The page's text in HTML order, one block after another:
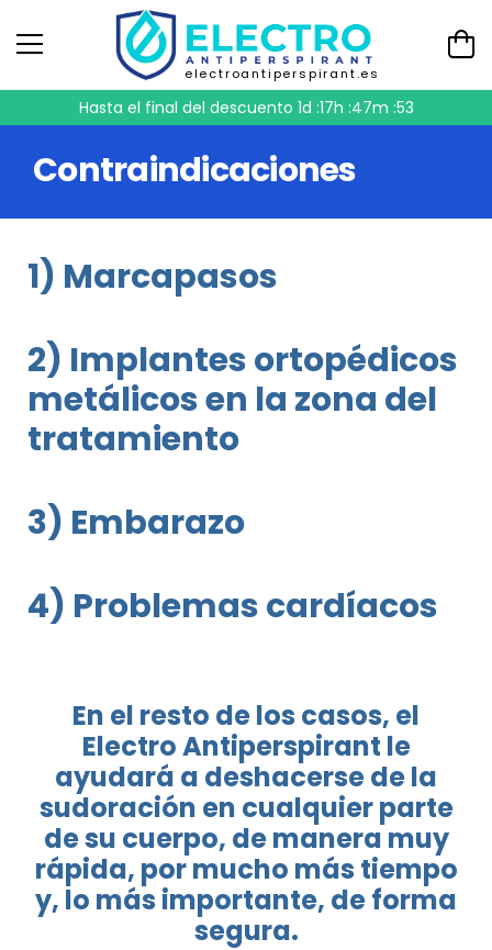
electroantiperspirant.es
Hasta el final del descuento 1d :17h :47m :53
Contraindicaciones
1) Marcapasos
2) Implantes ortopédicos
metálicos en la zona del
tratamiento
3) Embarazo
4) Problemas cardíacos
En el resto de los casos, el
Electro Antiperspirant le
ayudará a deshacerse de la
sudoración en cualquier parte
de su cuerpo, de manera muy
rápida, por mucho más tiempo
y, lo más importante, de forma
segura.